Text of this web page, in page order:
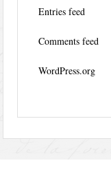
Entries feed
Comments feed
WordPress.org